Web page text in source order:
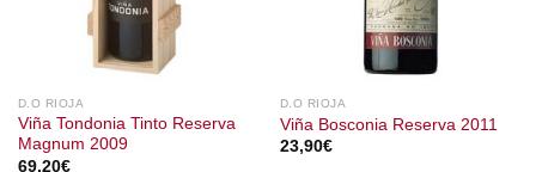
D.O RIOJA
Viña Tondonia Tinto Reserva
Magnum 2009
69,20€
D.O RIOJA
Viña Bosconia Reserva 2011
23,90€